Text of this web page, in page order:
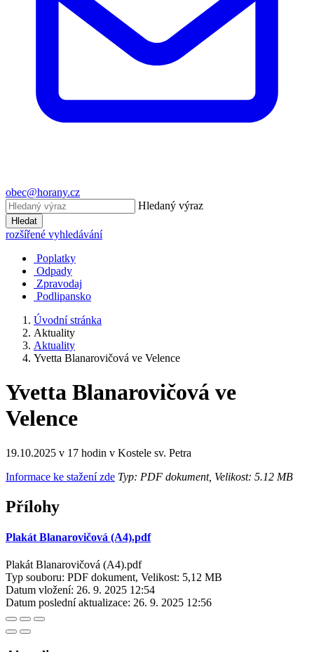
obec@horany.cz
Hledaný výraz
Hledat
rozšířené vyhledávání
Poplatky
Odpady
Zpravodaj
Podlipansko
Úvodní stránka
Aktuality
Aktuality
Yvetta Blanarovičová ve Velence
Yvetta Blanarovičová ve
Velence
19.10.2025 v 17 hodin v Kostele sv. Petra
Informace ke stažení zde Typ: PDF dokument, Velikost: 5.12 MB
Přílohy
Plakát Blanarovičová (A4).pdf
Plakát Blanarovičová (A4).pdf
Typ souboru: PDF dokument, Velikost: 5,12 MB
Datum vložení: 26. 9. 2025 12:54
Datum poslední aktualizace: 26. 9. 2025 12:56